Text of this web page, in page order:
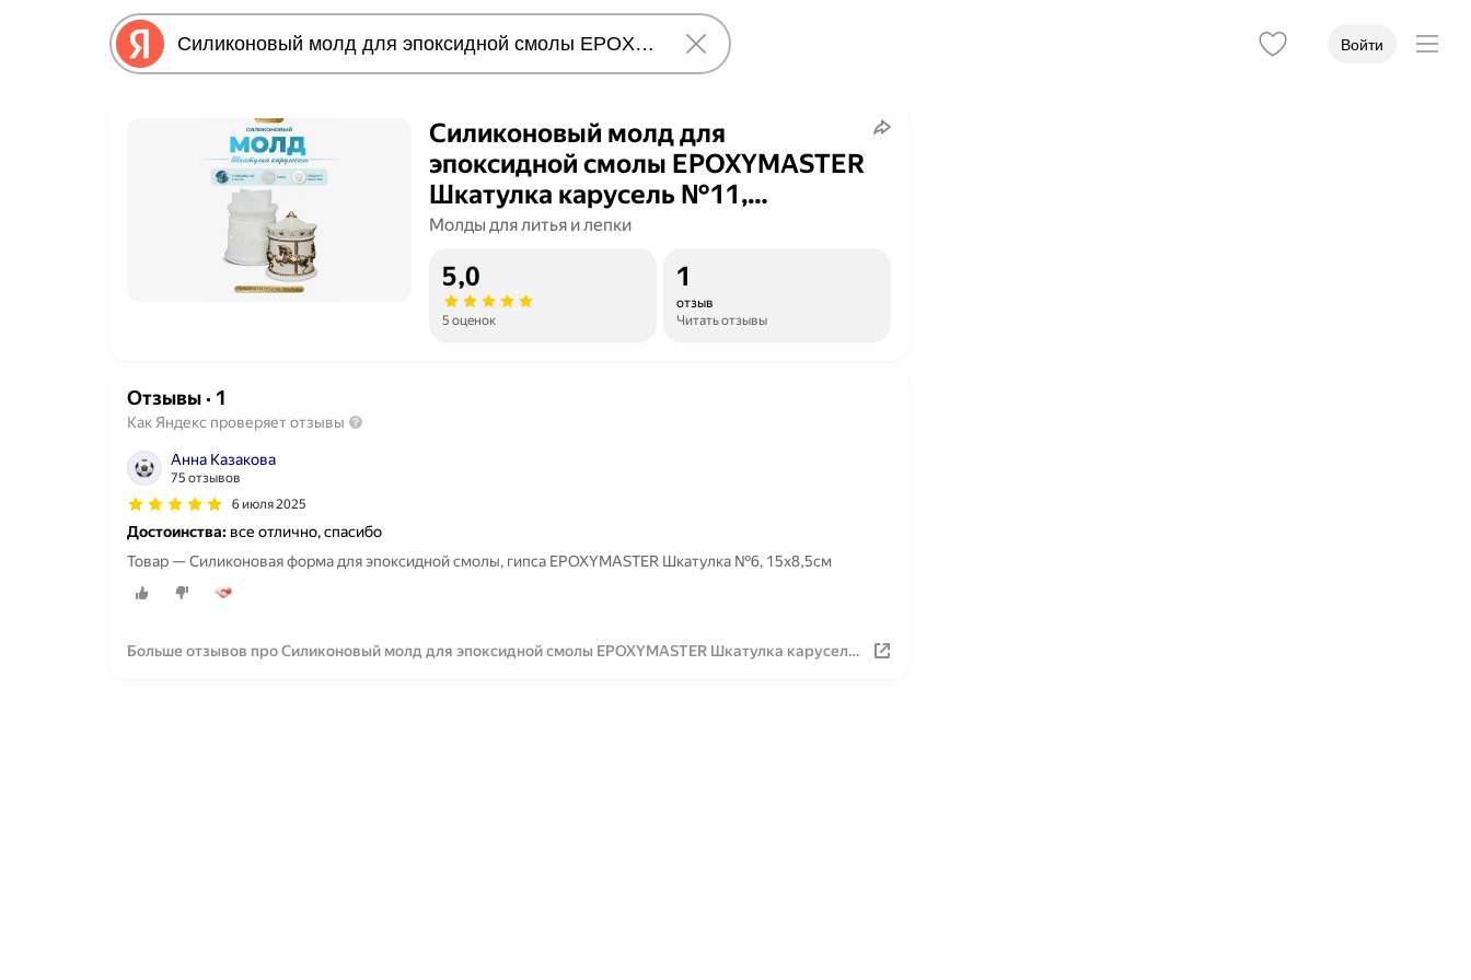
Войти
Силиконовый молд для
эпоксидной смолы EPOXYMASTER
Шкатулка карусель №11,
d9,6х6,8см
Молды для литья и лепки
5,0
5 оценок
1
отзыв
Читать отзывы
Отзывы· 1
Как Яндекс проверяет отзывы
Анна Казакова
75 отзывов
6 июля 2025
Достоинства: все отлично, спасибо
Товар — Силиконовая форма для эпоксидной смолы, гипса EPOXYMASTER Шкатулка №6, 15х8,5см
Больше отзывов про Силиконовый молд для эпоксидной смолы EPOXYMASTER Шкатулка карусель